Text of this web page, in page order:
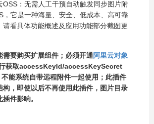
OSS：无需人工干预自动触发同步图片附
，它是一种海量、安全、低成本、高可靠
请看具体功能概述及应用功能部分截图更
需要购买扩展组件；必须开通阿里云对象
行获取accessKeyId/accessKeySecret
不能系统自带远程附件一起使用；此插件
构，即使以后不再使用此插件，图片目录
件影响。